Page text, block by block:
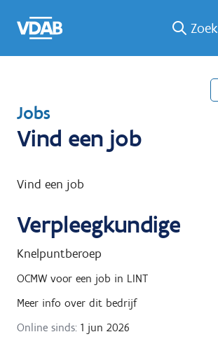
naar
een
een
job
naar
Zoek
T
e
u
n
a
a
Jobs
Vind een job
Vind een job
Verpleegkundige
Knelpuntberoep
OCMW voor een job in LINT
Meer info over dit bedrijf
Online sinds: 1 jun 2026